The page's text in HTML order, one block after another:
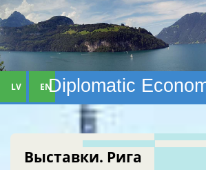
Diplomatic
LV EN
Выставки. Рига